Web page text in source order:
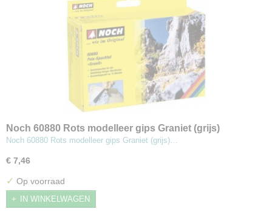
Noch 60880 Rots modelleer gips Graniet (grijs)
Noch 60880 Rots modelleer gips Graniet (grijs)…
€ 7,46
✓ Op voorraad
IN WINKELWAGEN